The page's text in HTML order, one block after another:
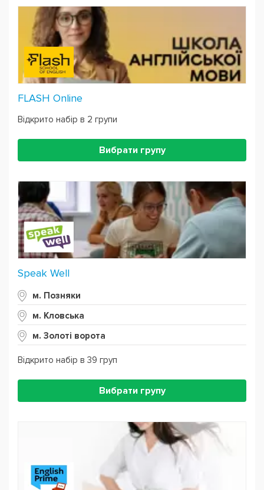
FLASH Online
Відкрито набір в 2 групи
Вибрати групу
Speak Well
м. Позняки
м. Кловська
м. Золоті ворота
Відкрито набір в 39 груп
Вибрати групу